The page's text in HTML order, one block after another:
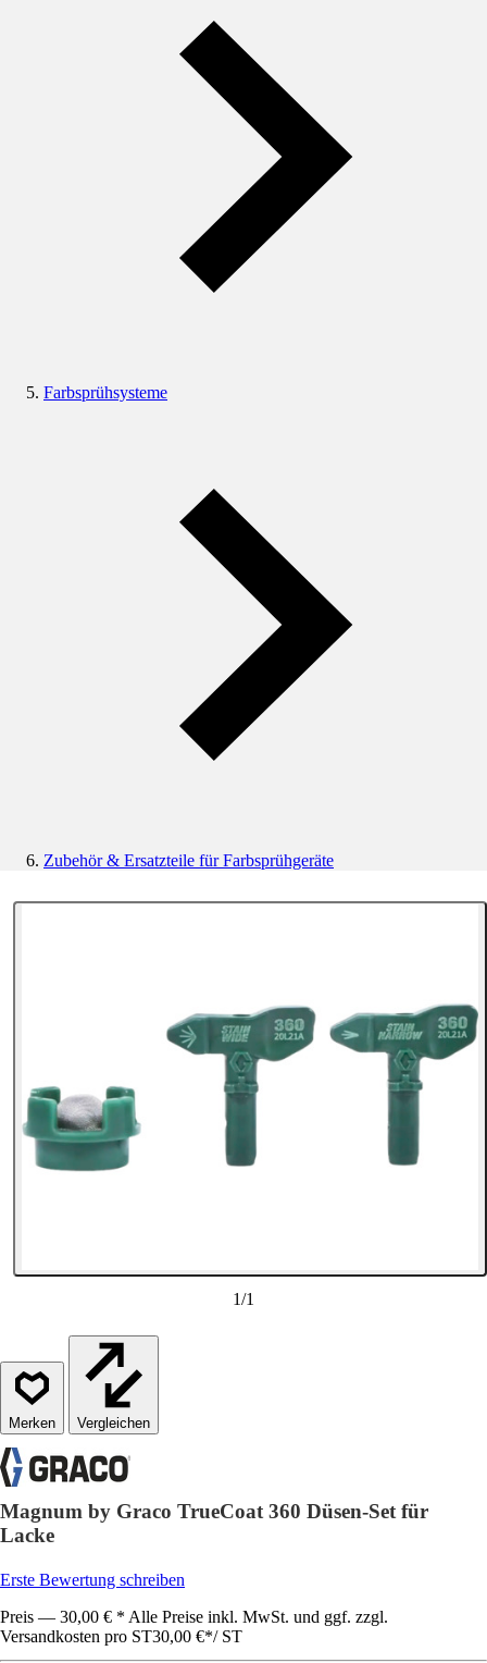
Farbsprühsysteme
Zubehör & Ersatzteile für Farbsprühgeräte
1/1
Vergleichen
Magnum by Graco TrueCoat 360 Düsen-Set für
Lacke
Erste Bewertung schreiben
Preis — 30,00 € * Alle Preise inkl. MwSt. und ggf. zzgl.
Versandkosten pro ST30,00 €*/ ST